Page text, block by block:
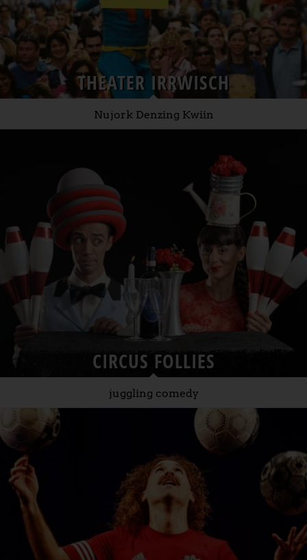
THEATER IRRWISCH
Nujork Denzing Kwiin
CIRCUS FOLLIES
juggling comedy